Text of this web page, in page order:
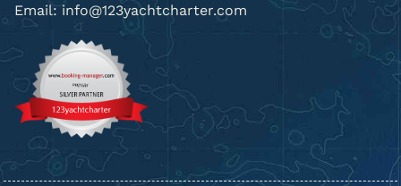
Email: info@123yachtcharter.com